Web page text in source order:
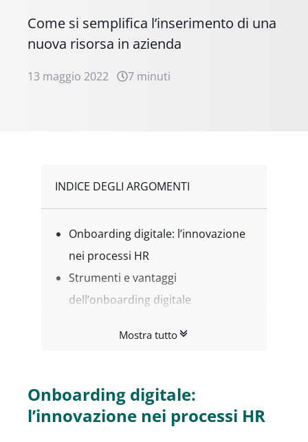
Come si semplifica l’inserimento di una
nuova risorsa in azienda
13 maggio 2022 7 minuti
INDICE DEGLI ARGOMENTI
Onboarding digitale: l’innovazione
nei processi HR
Strumenti e vantaggi
dell’onboarding digitale
attivare l’identità digitale con
Mostra tutto
Onboarding digitale:
l’innovazione nei processi HR